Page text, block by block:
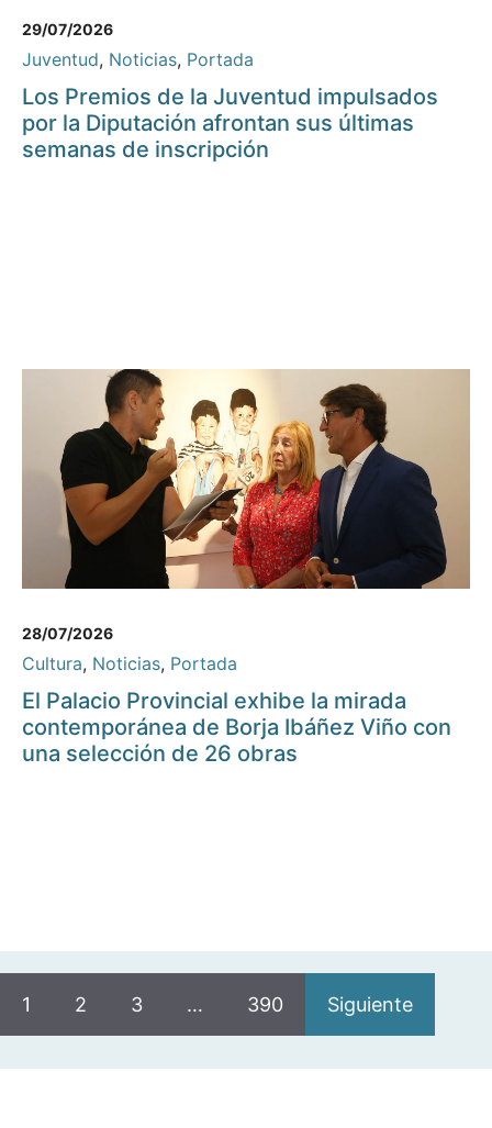
29/07/2026
Juventud, Noticias, Portada
Los Premios de la Juventud impulsados
por la Diputación afrontan sus últimas
semanas de inscripción
28/07/2026
Cultura, Noticias, Portada
El Palacio Provincial exhibe la mirada
contemporánea de Borja Ibáñez Viño con
una selección de 26 obras
1 2 3 … 390 Siguiente